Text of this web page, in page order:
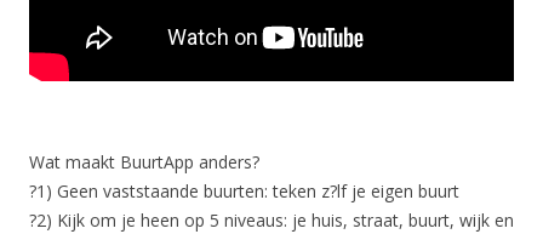
Wat maakt BuurtApp anders?
?1) Geen vaststaande buurten: teken z?lf je eigen buurt
?2) Kijk om je heen op 5 niveaus: je huis, straat, buurt, wijk en